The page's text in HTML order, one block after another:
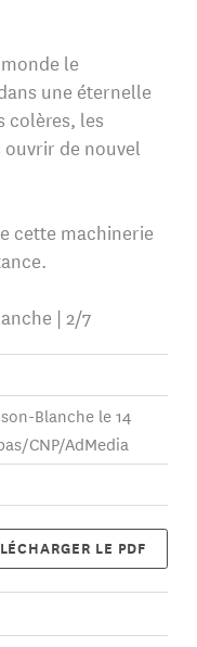
le
une éternelle
colères, les
de nouvel
cette machinerie
| 2/7
Blanche le 14
CNP/AdMedia
LE PDF